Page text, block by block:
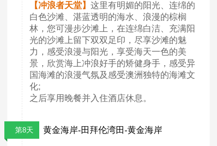
【冲浪者天堂】 这里有明媚的阳光、连绵的
白色沙滩、湛蓝透明的海水、浪漫的棕榈
林，您可漫步沙滩上，在连绵白洁、充满阳
光的沙滩上留下双双足印，尽享沙滩的魅
力，感受浪漫与阳光，享受海天一色的美
景，欣赏海上冲浪好手的矫健身手，感受异
国海滩的浪漫气氛及感受澳洲独特的海滩文
化;
之后享用晚餐并入住酒店休息。
第8天 黄金海岸-田拜伦湾田-黄金海岸